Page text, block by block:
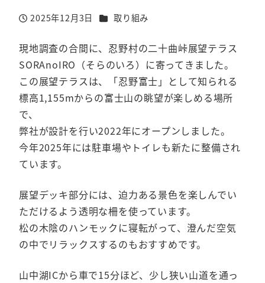
投稿日
2025年12月3日 カテゴリー
取り組み
現地調査の合間に、忍野村の二十曲峠展望テラス
SORAnoIRO（そらのいろ）に寄ってきました。
この展望テラスは、「忍野富士」として知られる
標高1,155mからの富士山の眺望が楽しめる場所
で、
弊社が設計を行い2022年にオープンしました。
今年2025年には駐車場やトイレも新たに整備され
ています。
展望デッキ部分には、迫力ある景色を楽しんでい
ただけるよう透明な柵を使っています。
松の木陰のハンモックに寝転がって、澄んだ空気
の中でリラックスするのもおすすめです。
山中湖ICから車で15分ほど、少し狭い山道を通っ